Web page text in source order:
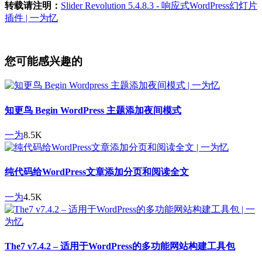
转载请注明： Slider Revolution 5.4.8.3 - 响应式WordPress幻灯片
插件 | 一为忆
您可能感兴趣的
知更鸟 Begin WordPress 主题添加夜间模式
一为8.5K
纯代码给WordPress文章添加分页和阅读全文
一为4.5K
The7 v7.4.2 – 适用于WordPress的多功能网站构建工具包